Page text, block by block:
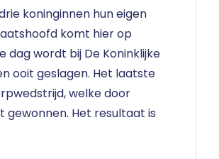
koninginnen hun eigen
komt hier op
dag wordt bij De Koninklijke
ooit geslagen. Het laatste
welke door
Het resultaat is